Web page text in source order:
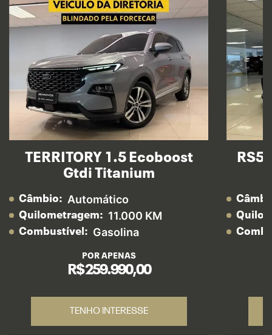
TERRITORY 1.5 Ecoboost
Gtdi Titanium
Câmbio: Automático
Quilometragem: 11.000 KM
Combustível: Gasolina
POR APENAS
R$ 259.990,00
TENHO INTERESSE
RS5